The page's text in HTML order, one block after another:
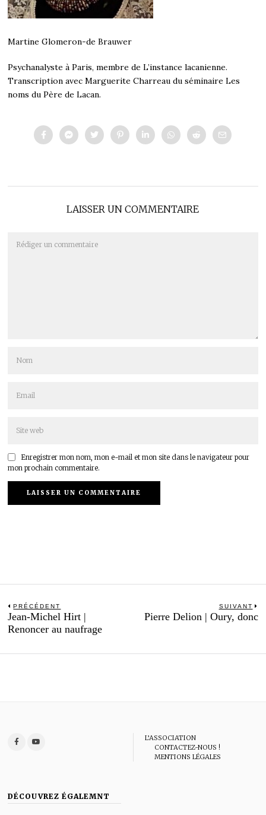
Martine Glomeron-de Brauwer
Psychanalyste à Paris, membre de L’instance lacanienne.
Transcription avec Marguerite Charreau du séminaire Les
noms du Père de Lacan.
LAISSER UN COMMENTAIRE
Enregistrer mon nom, mon e-mail et mon site dans le navigateur pour
mon prochain commentaire.
Navigation
de
l’article
PRÉCÉDENT
Previous
post:
Jean-Michel Hirt |
Renoncer au naufrage
SUIVANT
Pierre Delion | Oury, donc
L’ASSOCIATION
CONTACTEZ-NOUS !
MENTIONS LÉGALES
DÉCOUVREZ ÉGALEMNT